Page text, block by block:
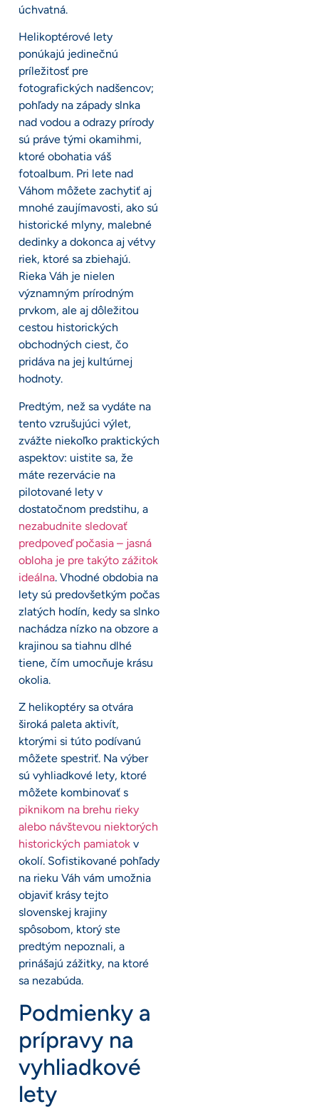
úchvatná.
Helikoptérové lety
ponúkajú jedinečnú
príležitosť pre
fotografických nadšencov;
pohľady na západy slnka
nad vodou a odrazy prírody
sú práve tými okamihmi,
ktoré obohatia váš
fotoalbum. Pri lete nad
Váhom môžete zachytiť aj
mnohé zaujímavosti, ako sú
historické mlyny, malebné
dedinky a dokonca aj vétvy
riek, ktoré sa zbiehajú.
Rieka Váh je nielen
významným prírodným
prvkom, ale aj dôležitou
cestou historických
obchodných ciest, čo
pridáva na jej kultúrnej
hodnoty.
Predtým, než sa vydáte na
tento vzrušujúci výlet,
zvážte niekoľko praktických
aspektov: uistite sa, že
máte rezervácie na
pilotované lety v
dostatočnom predstihu, a
nezabudnite sledovať
predpoveď počasia – jasná
obloha je pre takýto zážitok
ideálna. Vhodné obdobia na
lety sú predovšetkým počas
zlatých hodín, kedy sa slnko
nachádza nízko na obzore a
krajinou sa tiahnu dlhé
tiene, čím umocňuje krásu
okolia.
Z helikoptéry sa otvára
široká paleta aktivít,
ktorými si túto podívanú
môžete spestriť. Na výber
sú vyhliadkové lety, ktoré
môžete kombinovať s
piknikom na brehu rieky
alebo návštevou niektorých
historických pamiatok v
okolí. Sofistikované pohľady
na rieku Váh vám umožnia
objaviť krásy tejto
slovenskej krajiny
spôsobom, ktorý ste
predtým nepoznali, a
prinášajú zážitky, na ktoré
sa nezabúda.
Podmienky a
prípravy na
vyhliadkové
lety